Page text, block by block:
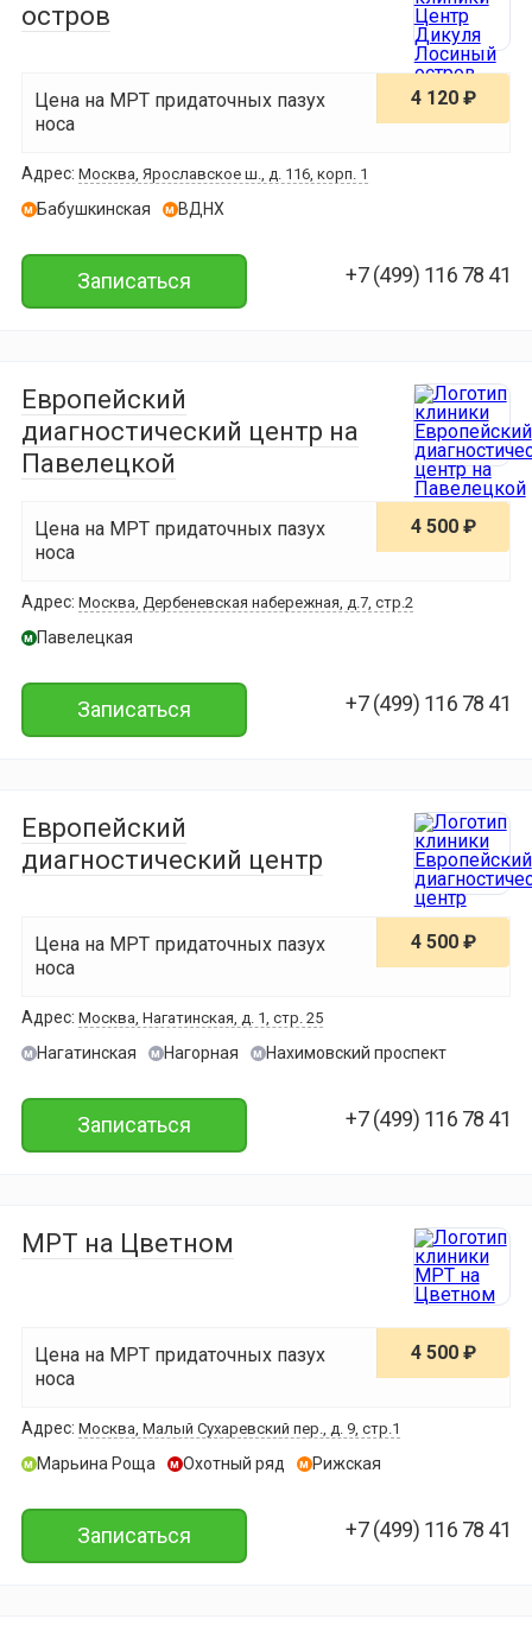
остров
Цена на МРТ придаточных пазух
носа
4 120 ₽
Адрес: Москва, Ярославское ш., д. 116, корп. 1
м Бабушкинская м ВДНХ
Записаться +7 (499) 116 78 41
Европейский
диагностический центр на
Павелецкой
Цена на МРТ придаточных пазух
носа
4 500 ₽
Адрес: Москва, Дербеневская набережная, д.7, стр.2
м Павелецкая
Записаться +7 (499) 116 78 41
Европейский
диагностический центр
Цена на МРТ придаточных пазух
носа
4 500 ₽
Адрес: Москва, Нагатинская, д. 1, стр. 25
м Нагатинская м Нагорная м Нахимовский проспект
Записаться +7 (499) 116 78 41
МРТ на Цветном
Цена на МРТ придаточных пазух
носа
4 500 ₽
Адрес: Москва, Малый Сухаревский пер., д. 9, стр.1
м Марьина Роща м Охотный ряд м Рижская
Записаться +7 (499) 116 78 41